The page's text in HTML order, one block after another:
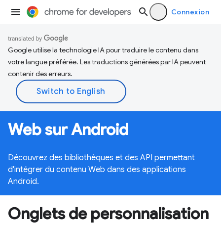
Connexion
Google utilise la technologie IA pour traduire le contenu dans
votre langue préférée. Les traductions générées par IA peuvent
contenir des erreurs.
Web sur Android
Découvrez des bibliothèques et des API permettant
d'intégrer du contenu Web dans des applications
Android.
Onglets de personnalisation